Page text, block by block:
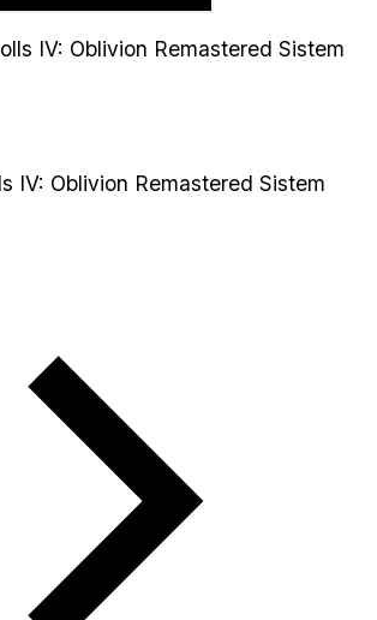
IV: Oblivion Remastered Sistem